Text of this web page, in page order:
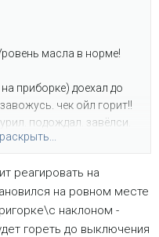
масла в норме!
приборке) доехал до
чек ойл горит!!
подождал. завёлси.
пробовал и масла
где ентот датчик
реагировать на
на ровном месте
наклоном -
гореть до выключения